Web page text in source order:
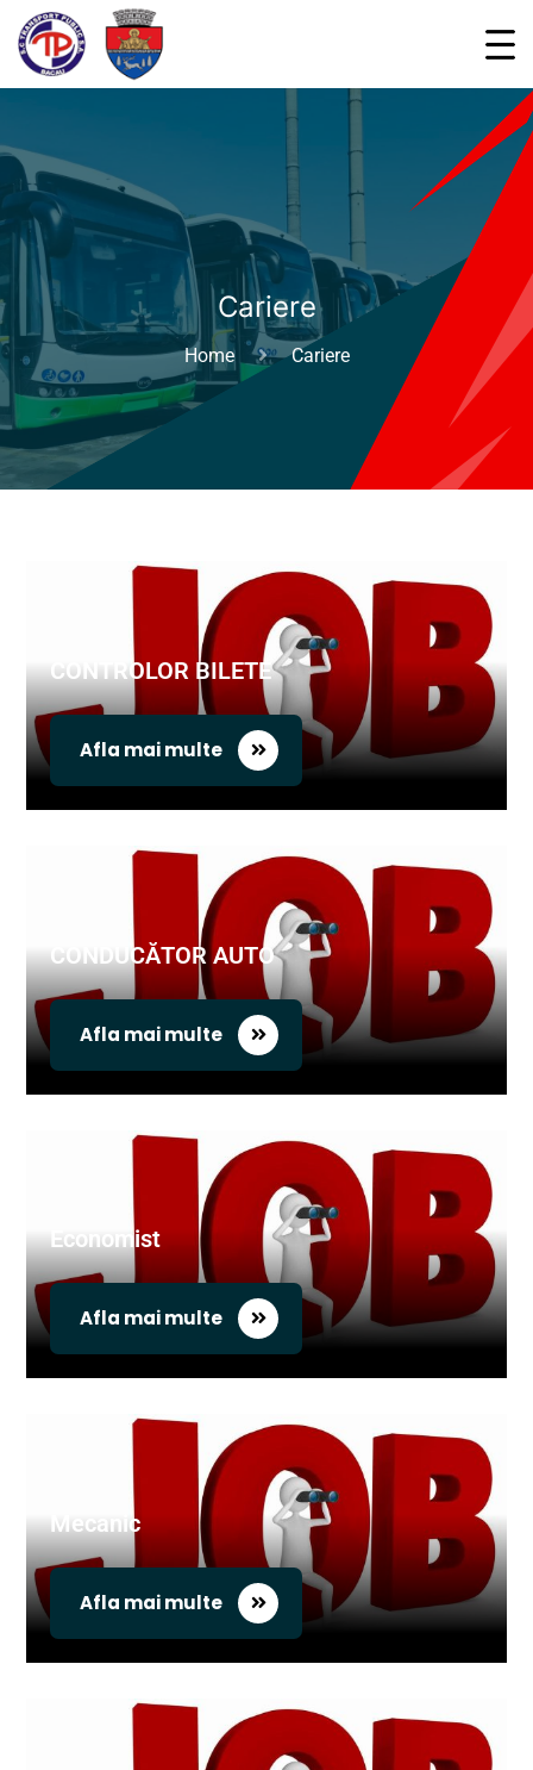
Cariere
Home Cariere
CONTROLOR BILETE
Afla mai multe
CONDUCĂTOR AUTO
Afla mai multe
Economist
Afla mai multe
Mecanic
Afla mai multe